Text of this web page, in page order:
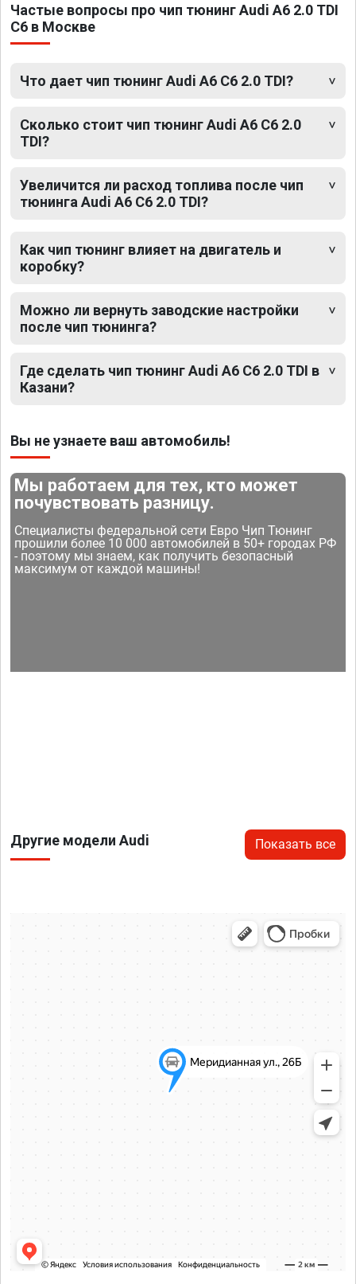
Частые вопросы про чип тюнинг Audi A6 2.0 TDI
C6 в Москве
Что дает чип тюнинг Audi A6 C6 2.0 TDI?
Сколько стоит чип тюнинг Audi A6 C6 2.0
TDI?
Увеличится ли расход топлива после чип
тюнинга Audi A6 C6 2.0 TDI?
Как чип тюнинг влияет на двигатель и
коробку?
Можно ли вернуть заводские настройки
после чип тюнинга?
Где сделать чип тюнинг Audi A6 C6 2.0 TDI в
Казани?
Вы не узнаете ваш автомобиль!
Мы работаем для тех, кто может
почувствовать разницу.
Специалисты федеральной сети Евро Чип Тюнинг
прошили более 10 000 автомобилей в 50+ городах РФ
- поэтому мы знаем, как получить безопасный
максимум от каждой машины!
Другие модели Audi Показать все